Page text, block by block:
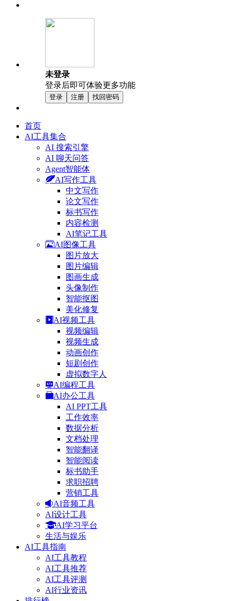
未登录
登录后即可体验更多功能
登录 注册 找回密码
首页
AI工具集合
AI 搜索引擎
AI 聊天问答
Agent智能体
AI写作工具
中文写作
论文写作
标书写作
内容检测
AI笔记工具
AI图像工具
图片放大
图片编辑
图画生成
头像制作
智能抠图
美化修复
AI视频工具
视频编辑
视频生成
动画创作
短剧创作
虚拟数字人
AI编程工具
AI办公工具
AI PPT工具
工作效率
数据分析
文档处理
智能翻译
智能阅读
标书助手
求职招聘
营销工具
AI音频工具
AI设计工具
AI学习平台
生活与娱乐
AI工具指南
AI工具教程
AI工具推荐
AI工具评测
AI行业资讯